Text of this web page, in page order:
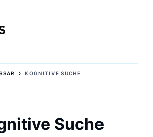
›KOGNITIVE SUCHE
Suche